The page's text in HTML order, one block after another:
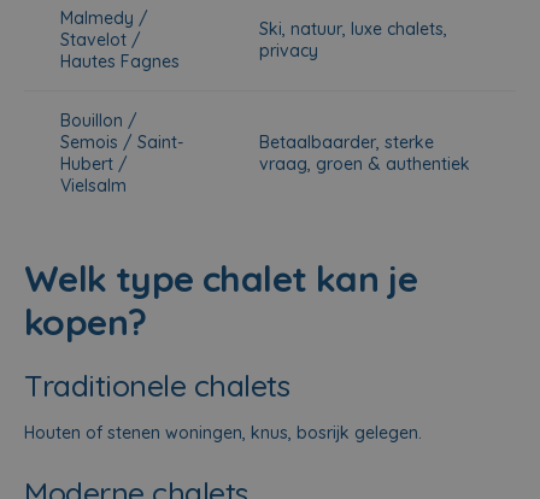
Malmedy /
Stavelot /
Hautes Fagnes
Ski, natuur, luxe chalets,
privacy
Bouillon /
Semois / Saint-
Hubert /
Vielsalm
Betaalbaarder, sterke
vraag, groen & authentiek
Welk type chalet kan je
kopen?
Traditionele chalets
Houten of stenen woningen, knus, bosrijk gelegen.